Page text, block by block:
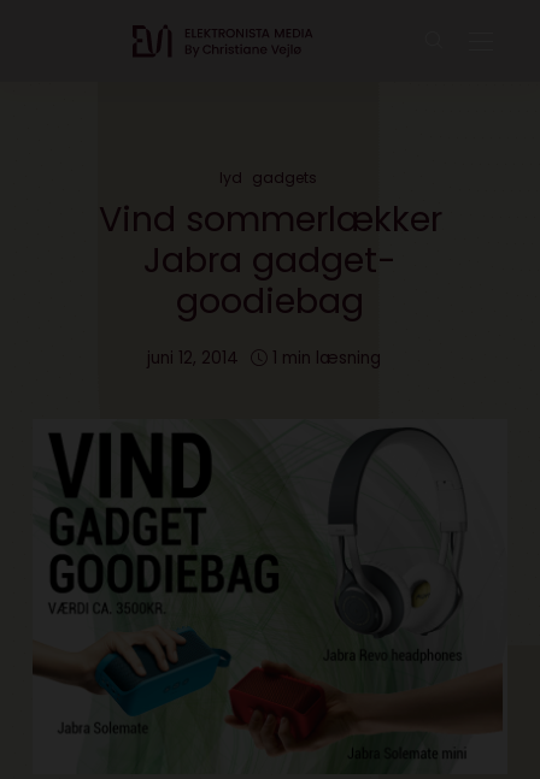
lyd gadgets
Vind sommerlækker
Jabra gadget-
goodiebag
juni 12, 2014 1 min læsning